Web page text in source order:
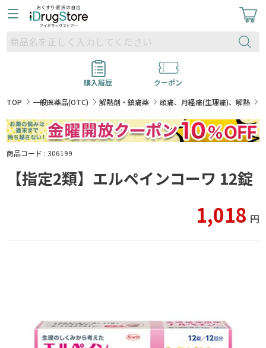
購入履歴
クーポン
TOP
一般医薬品(OTC) 解熱剤・鎮痛薬 頭痛、月経痛(生理痛)、解熱
商品コード : 306199
【指定2類】エルペインコーワ 12錠
1,018 円